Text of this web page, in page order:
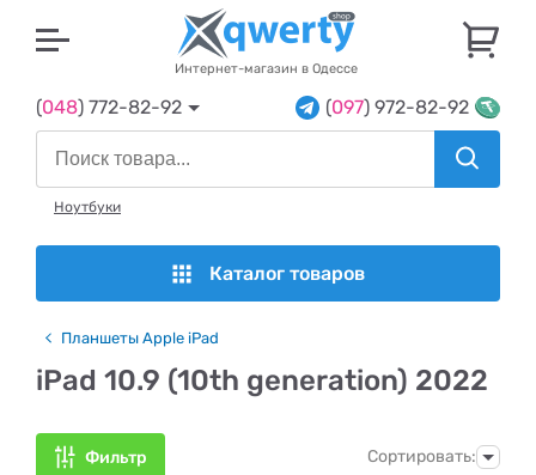
Интернет-магазин в Одессе
(048) 772-82-92 (097) 972-82-92
Ноутбуки
Каталог товаров
Планшеты Apple iPad
iPad 10.9 (10th generation) 2022
Фильтр Сортировать: